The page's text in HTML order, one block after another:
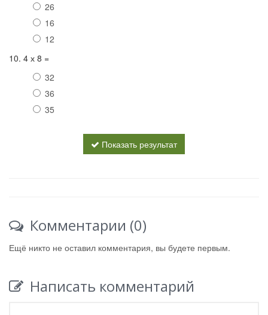
26
16
12
10. 4 х 8 =
32
36
35
Показать результат
Комментарии (0)
Ещё никто не оставил комментария, вы будете первым.
Написать комментарий